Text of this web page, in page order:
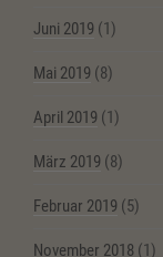
Juni 2019 (1)
Mai 2019 (8)
April 2019 (1)
März 2019 (8)
Februar 2019 (5)
November 2018 (1)